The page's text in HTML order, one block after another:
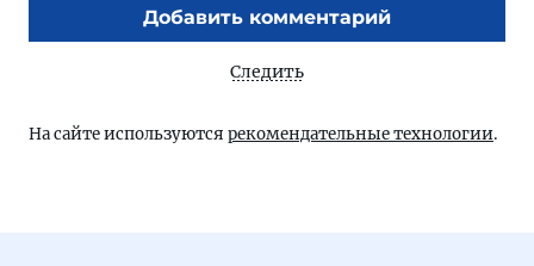
Добавить комментарий
Следить
На сайте используются рекомендательные технологии.